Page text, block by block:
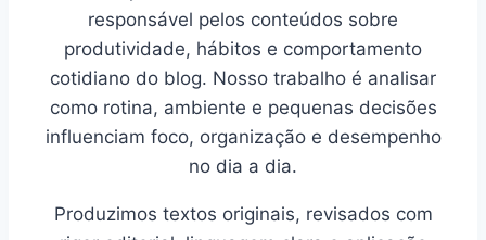
responsável pelos conteúdos sobre
produtividade, hábitos e comportamento
cotidiano do blog. Nosso trabalho é analisar
como rotina, ambiente e pequenas decisões
influenciam foco, organização e desempenho
no dia a dia.
Produzimos textos originais, revisados com